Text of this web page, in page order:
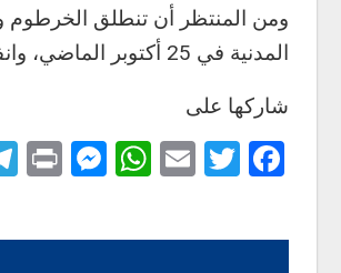
ومن المنتظر أن تنطلق
المدنية في 25 أكتوبر الماضي، وانفرد بالسلطة.
شاركها على
Facebook
Twitter
Email